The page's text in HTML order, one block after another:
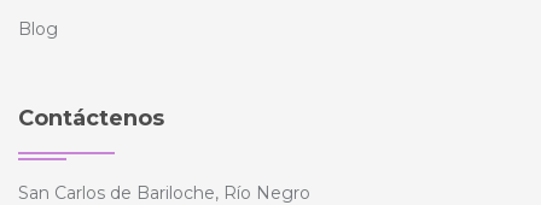
Blog
Contáctenos
San Carlos de Bariloche, Río Negro